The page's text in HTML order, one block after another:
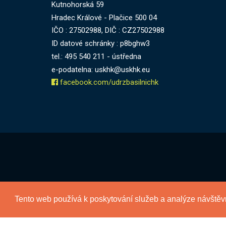
Tento web používá k poskytování služeb a analýze
Kutnohorská 59
Hradec Králové - Plačice 500 04
IČO : 27502988, DIČ : CZ27502988
ID datové schránky : p8bghw3
tel.: 495 540 211 - ústředna
e-podatelna: uskhk@uskhk.eu
facebook.com/udrzbasilnichk
Informace, které nám poskytnete na těchto